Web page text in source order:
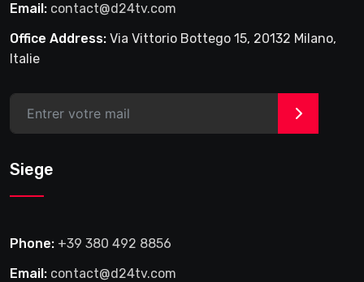
Email: contact@d24tv.com
Office Address: Via Vittorio Bottego 15, 20132 Milano,
Italie
>
Siege
Phone: +39 380 492 8856
Email: contact@d24tv.com